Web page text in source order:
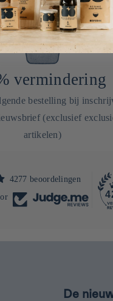
vermindering
bestelling bij
(exclusief
artikelen)
4277 beoordelingen
De